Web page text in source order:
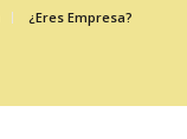
¿Eres Empresa?